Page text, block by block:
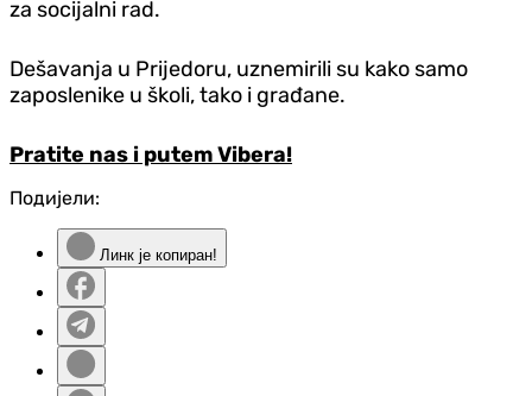
za socijalni rad.
Dešavanja u Prijedoru, uznemirili su kako samo
zaposlenike u školi, tako i građane.
Pratite nas i putem Vibera!
Подијели:
Линк је копиран!